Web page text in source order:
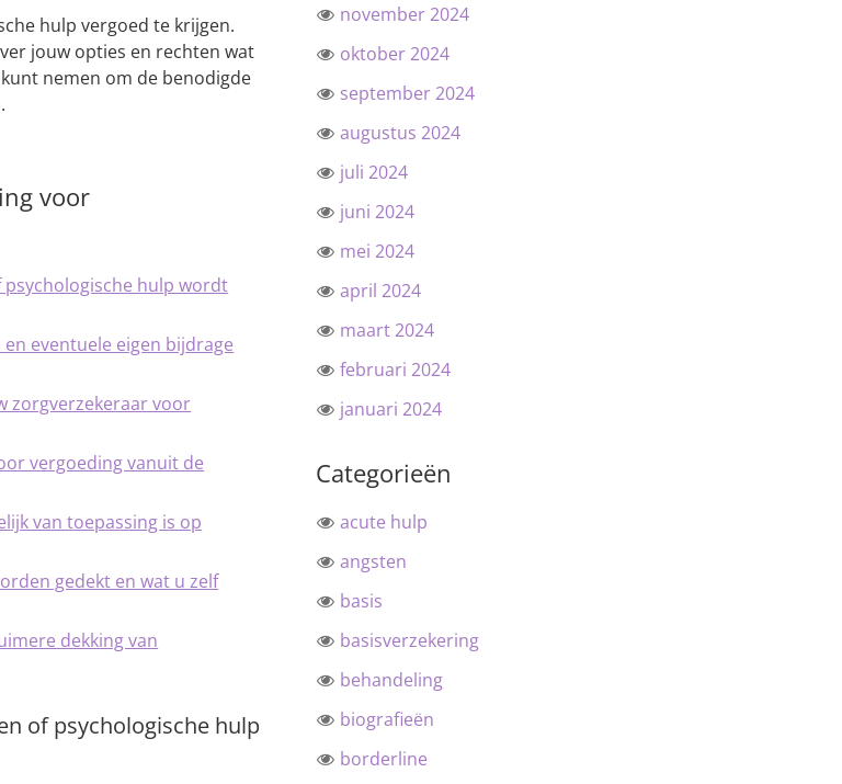
hulp vergoed te krijgen.
jouw opties en rechten wat
nemen om de benodigde
voor
hulp wordt
eventuele eigen bijdrage
zorgverzekeraar voor
vergoeding vanuit de
van toepassing is op
gedekt en wat u zelf
dekking van
of psychologische hulp
november 2024
oktober 2024
september 2024
augustus 2024
juli 2024
juni 2024
mei 2024
april 2024
maart 2024
februari 2024
januari 2024
Categorieën
acute hulp
angsten
basis
basisverzekering
behandeling
biografieën
borderline